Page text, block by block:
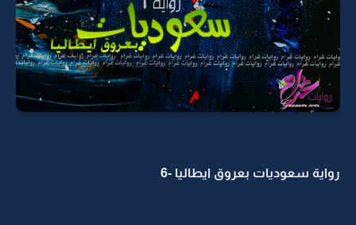
رواية سعوديات بعروق ايطاليا -6